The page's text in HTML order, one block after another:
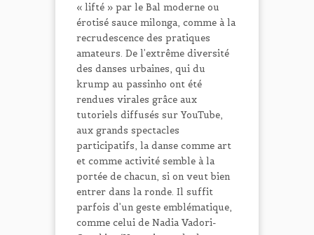
« lifté » par le Bal moderne ou
érotisé sauce milonga, comme à la
recrudescence des pratiques
amateurs. De l’extrême diversité
des danses urbaines, qui du
krump au passinho ont été
rendues virales grâce aux
tutoriels diffusés sur YouTube,
aux grands spectacles
participatifs, la danse comme art
et comme activité semble à la
portée de chacun, si on veut bien
entrer dans la ronde. Il suffit
parfois d’un geste emblématique,
comme celui de Nadia Vadori-